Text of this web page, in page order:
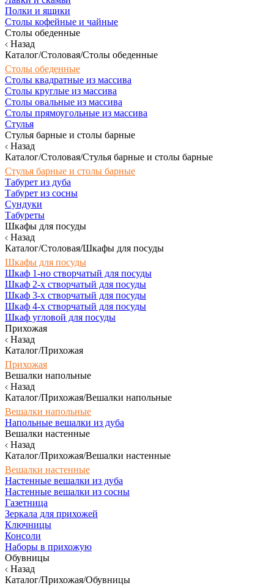
Полки и ящики
Столы кофейные и чайные
Столы обеденные
Назад
Каталог/Столовая/Столы обеденные
Столы обеденные
Столы квадратные из массива
Столы круглые из массива
Столы овальные из массива
Столы прямоугольные из массива
Стулья
Стулья барные и столы барные
Назад
Каталог/Столовая/Стулья барные и столы барные
Стулья барные и столы барные
Табурет из дуба
Табурет из сосны
Сундуки
Табуреты
Шкафы для посуды
Назад
Каталог/Столовая/Шкафы для посуды
Шкафы для посуды
Шкаф 1-но створчатый для посуды
Шкаф 2-х створчатый для посуды
Шкаф 3-х створчатый для посуды
Шкаф 4-х створчатый для посуды
Шкаф угловой для посуды
Прихожая
Назад
Каталог/Прихожая
Прихожая
Вешалки напольные
Назад
Каталог/Прихожая/Вешалки напольные
Вешалки напольные
Напольные вешалки из дуба
Вешалки настенные
Назад
Каталог/Прихожая/Вешалки настенные
Вешалки настенные
Настенные вешалки из дуба
Настенные вешалки из сосны
Газетница
Зеркала для прихожей
Ключницы
Консоли
Наборы в прихожую
Обувницы
Назад
Каталог/Прихожая/Обувницы